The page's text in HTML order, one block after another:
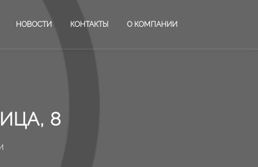
НОВОСТИ КОНТАКТЫ О КОМПАНИИ
8